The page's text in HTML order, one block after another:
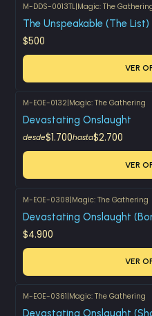
M-DDS-0013TL|Magic: The
The Unspeakable (The List)
$500
VER
M-EOE-0132|Magic: The Gathering
Devastating Onslaught
desde$1.700hasta$2.700
VER
M-EOE-0308|Magic: The Gathering
Devastating Onslaught
$4.900
VER
M-EOE-0361|Magic: The Gathering
Devastating Onslaught